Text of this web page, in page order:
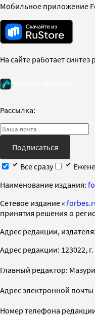
Мобильное приложение
На сайте работает синтез
Рассылка:
Подписаться
Все сразу
Наименование издания:
Cетевое издание «
принятия решения о
Адрес редакции,
Адрес редакции: 123022,
Главный редактор:
Адрес электронной
Номер телефона